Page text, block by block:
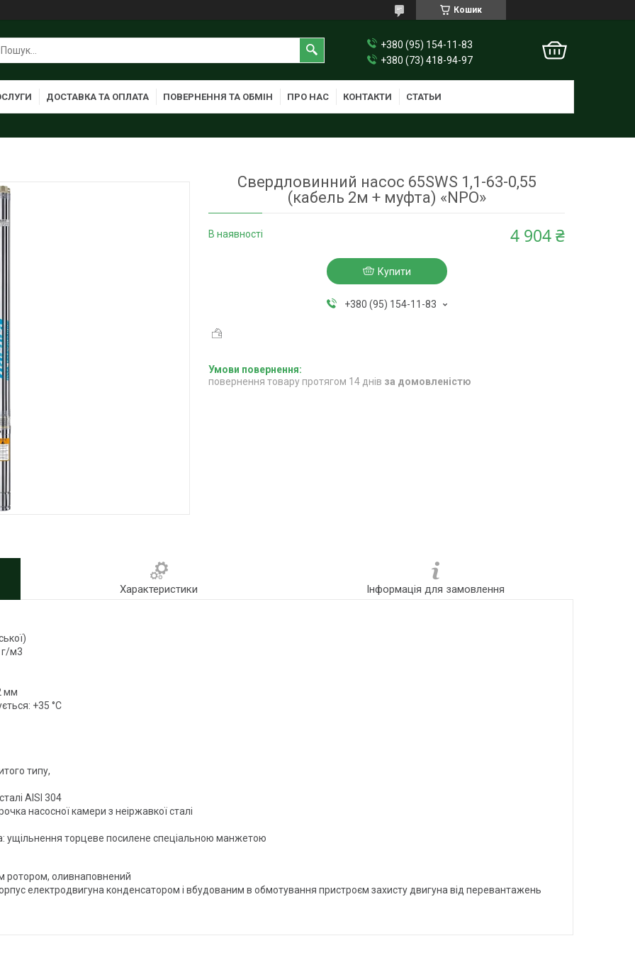
Кошик
+380 (95) 154-11-83
+380 (73) 418-94-97
ДОСТАВКА ТА ОПЛАТА ПОВЕРНЕННЯ ТА ОБМІН ПРО НАС КОНТАКТИ СТАТЬИ
Свердловинний насос 65SWS 1,1-63-0,55
(кабель 2м + муфта) «NPO»
В наявності 4 904 ₴
Купити
+380 (95) 154-11-83
повернення товару протягом 14 днів за домовленістю
Характеристики Інформація для замовлення
г/м3
мм
+35 °C
типу,
AISI 304
насосної камери з неіржавкої сталі
ущільнення торцеве посилене спеціальною манжетою
ротором, оливнаповнений
електродвигуна конденсатором і вбудованим в обмотування пристроєм захисту двигуна від перевантажень